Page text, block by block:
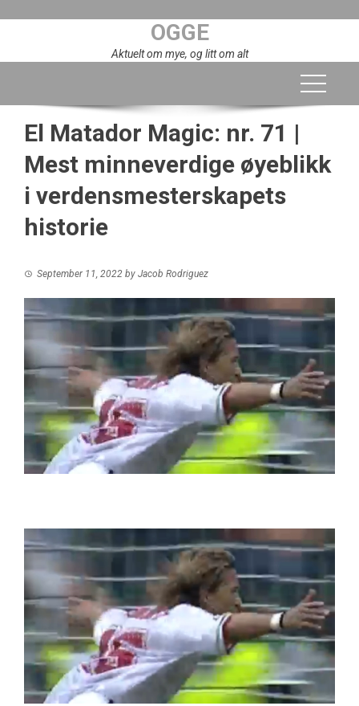
OGGE
Aktuelt om mye, og litt om alt
El Matador Magic: nr. 71 |
Mest minneverdige øyeblikk
i verdensmesterskapets
historie
September 11, 2022 by Jacob Rodriguez